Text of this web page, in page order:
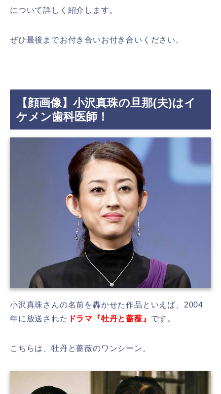
について詳しく紹介します。
ぜひ最後までお付き合いお付き合いください。
【顔画像】小沢真珠の旦那(夫)はイ
ケメン歯科医師！
小沢真珠さんの名前を轟かせた作品といえば、2004
年に放送された ドラマ『牡丹と薔薇』 です。
こちらは、牡丹と薔薇のワンシーン。